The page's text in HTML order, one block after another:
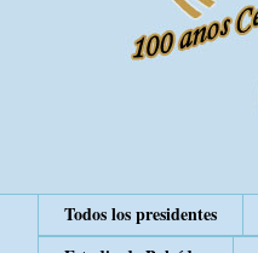
Todos los presidentes